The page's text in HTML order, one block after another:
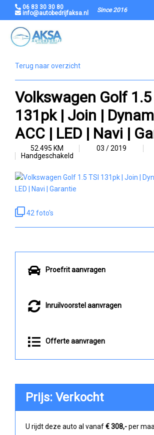
06 83 30 30 80
info@autobedrijfaksa.nl
Since 2016
Terug naar overzicht
Volkswagen Golf 1.5
131pk | Join |
ACC | LED | Navi |
52.495 KM 03 / 2019
Handgeschakeld
42 foto's
Proefrit aanvragen
Inruilvoorstel aanvragen
Offerte aanvragen
Prijs: Verkocht
U rijdt deze auto al vanaf€ 308,-per